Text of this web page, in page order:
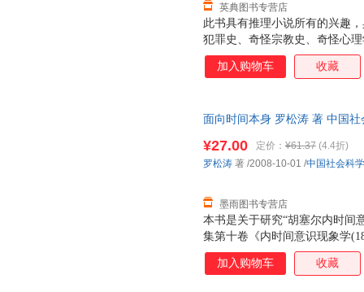
此书具有推理小说所有的兴趣
犯罪史、奇怪宗教史、奇怪心
线，和逆说、暗谕、象徵等抽
光辉。——［日］江户川乱步
馆杀人事件》，所以管理企业
英典图书专营店
加入购物车 收藏
面向时间本身 罗松涛 著 中国
本书是关于研究“胡塞尔内时间
集第十卷《内时间意识现象学
塞尔生前已发表著作和身后被
与分析入手，对胡塞尔内时间
¥27.00 定价： ¥61.37 (4.4折)
墨雨图书专营店
罗松涛 著 /2008-10-01 /中国社会科
加入购物车 收藏